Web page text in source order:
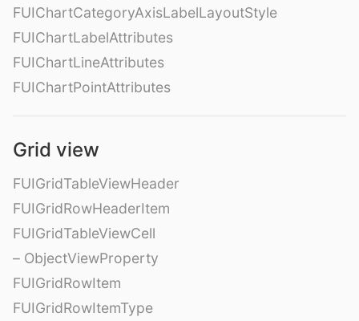
FUIChartCategoryAxisLabelLayoutStyle
FUIChartLabelAttributes
FUIChartLineAttributes
FUIChartPointAttributes
Grid view
FUIGridTableViewHeader
FUIGridRowHeaderItem
FUIGridTableViewCell
– ObjectViewProperty
FUIGridRowItem
FUIGridRowItemType